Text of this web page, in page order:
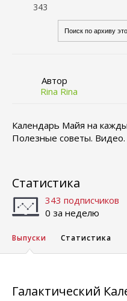
343
Автор
Rina Rina
Календарь Майя на
Полезные советы. Видео.
Статистика
343 подписчиков
0 за неделю
Выпуски Статистика
Галактический